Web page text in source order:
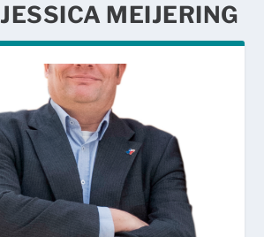
JESSICA MEIJERING